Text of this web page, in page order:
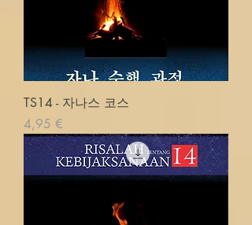
TS14 - 자나스 코스
Cena
4,95 €